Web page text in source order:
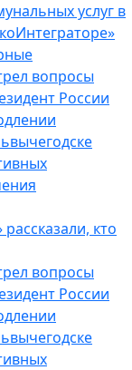
услуг в
вопросы
России
кто
вопросы
России